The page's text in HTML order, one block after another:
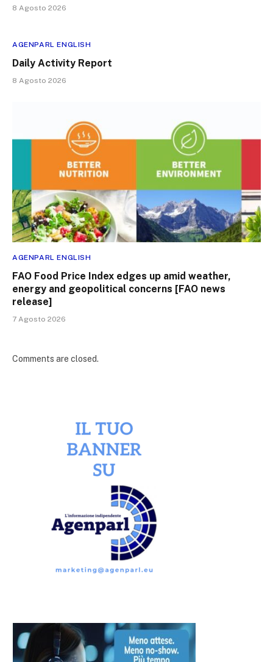
8 Agosto 2026
AGENPARL ENGLISH
Daily Activity Report
8 Agosto 2026
AGENPARL ENGLISH
FAO Food Price Index edges up amid weather,
energy and geopolitical concerns [FAO news
release]
7 Agosto 2026
Comments are closed.